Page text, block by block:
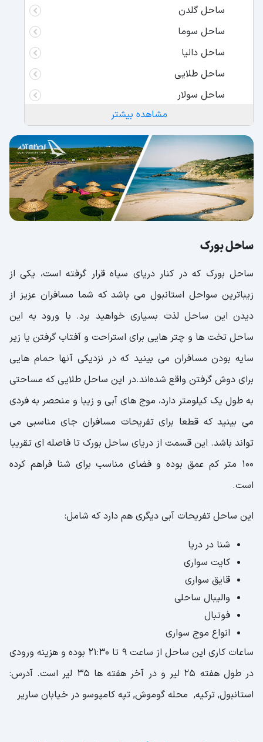
ساحل گلدن
ساحل سوما
ساحل دالیا
ساحل طلایی
ساحل سولار
ساحل نان استاپ
ساحل بابیلون
ساحل شیله آکوا
ساحل Degirmen Burnu
ساحل گرین آکوا
ساحل فلوریا گونش
ساحل الیو صدف
مشاهده بیشتر
ساحل بورک
ساحل بورک که در کنار دریای سیاه قرار گرفته است، یکی از
زیباترین سواحل استانبول می باشد که شما مسافران عزیز از
دیدن این ساحل لذت بسیاری خواهید برد. با ورود به این
ساحل تخت ها و چتر هایی برای استراحت و آفتاب گرفتن یا زیر
سایه بودن مسافران می بینید که در نزدیکی آنها حمام هایی
برای دوش گرفتن واقع شده‌اند.در این ساحل طلایی که مساحتی
به طول یک کیلومتر دارد، موج های آبی و زیبا و منحصر به فردی
می بینید که قطعا برای تفریحات مسافران جای مناسبی می
تواند باشد. این قسمت از دریای ساحل بورک تا فاصله ای تقریبا
100 متر کم عمق بوده و فضای مناسب برای شنا فراهم کرده
است.
این ساحل تفریحات آبی دیگری هم دارد که شامل:
شنا در دریا
کایت سواری
قایق سواری
والیبال ساحلی
فوتبال
انواع موج سواری
ساعات کاری این ساحل از ساعت ۹ تا ۲۱:۳۰ بوده و هزینه ورودی
در طول هفته ۲۵ لیر و در آخر هفته ها ۳۵ لیر است. آدرس:
استانبول, ترکیه, محله گوموش, تپه کامپوسو در خیابان ساریر